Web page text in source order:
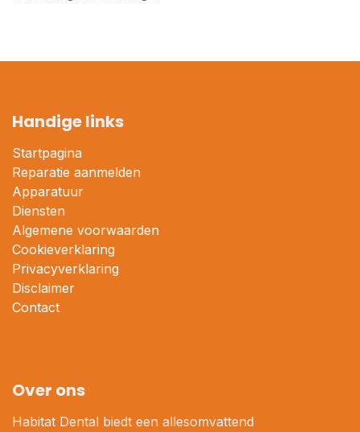
Handige links
Startpagina
Reparatie aanmelden
Apparatuur
Diensten
Algemene voorwaarden
Cookieverklaring
Privacyverklaring
Disclaimer
Contact
Over ons
Habitat Dental biedt een allesomvattend